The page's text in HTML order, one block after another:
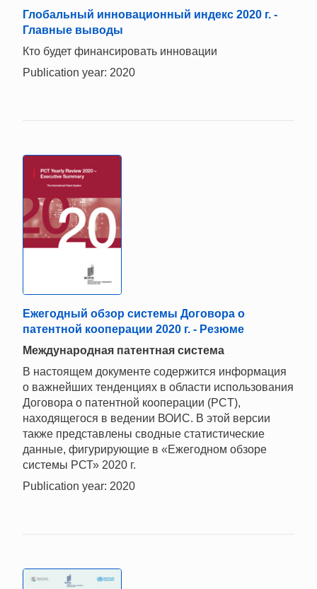
Глобальный инновационный индекс 2020 г. -
Главные выводы
Кто будет финансировать инновации
Publication year: 2020
Ежегодный обзор системы Договора о
патентной кооперации 2020 г. - Резюме
Mеждународная патентная система
В настоящем документе содержится информация
о важнейших тенденциях в области использования
Договора о патентной кооперации (PCT),
находящегося в ведении ВОИС. В этой версии
также представлены сводные статистические
данные, фигурирующие в «Ежегодном обзоре
системы РСТ» 2020 г.
Publication year: 2020